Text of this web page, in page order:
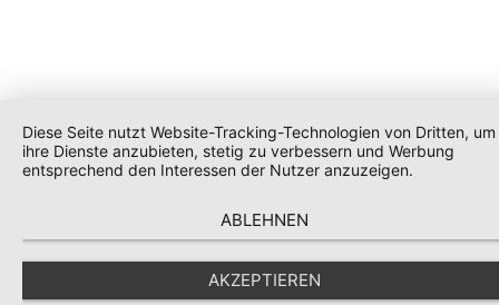
Diese Seite nutzt Website-Tracking-Technologien von Dritten, um
ihre Dienste anzubieten, stetig zu verbessern und Werbung
entsprechend den Interessen der Nutzer anzuzeigen.
ABLEHNEN
AKZEPTIEREN